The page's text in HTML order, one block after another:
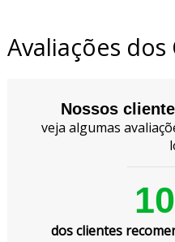
Avaliações dos
Nossos
veja algumas
dos clientes